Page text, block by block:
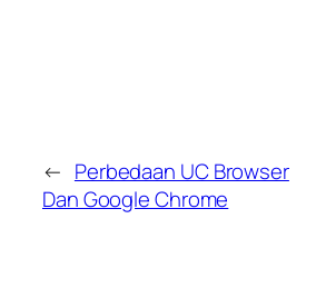
← Perbedaan UC Browser
Dan Google Chrome